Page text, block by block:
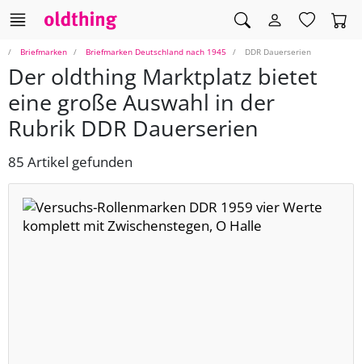
Briefmarken Briefmarken Deutschland nach 1945 DDR Dauerserien
Der oldthing Marktplatz bietet
eine große Auswahl in der
Rubrik DDR Dauerserien
85 Artikel gefunden